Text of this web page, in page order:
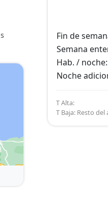
Fin de
Semana
Hab. / noche:
Noche
T Alta:
T Baja: Resto del